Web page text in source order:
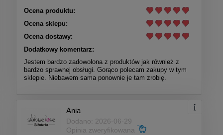
Ocena produktu:
Ocena sklepu:
Ocena dostawy:
Dodatkowy komentarz:
Jestem bardzo zadowolona z produktów jak również z
bardzo sprawnej obsługi. Gorąco polecam zakupy w tym
sklepie. Niebawem sama ponownie je tam zrobię.
Ania
Dodano: 2026-06-29
Opinia zweryfikowana